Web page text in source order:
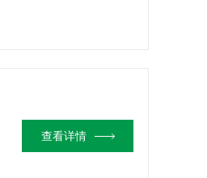
查看详情